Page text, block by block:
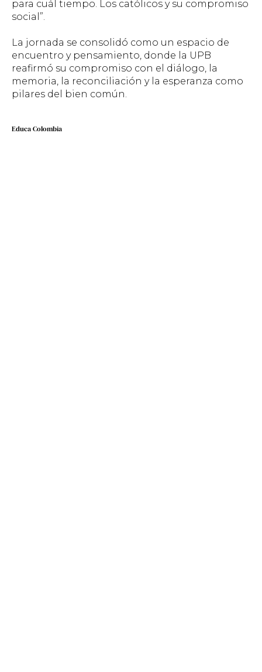
para cuál tiempo. Los católicos y su compromiso
social”.
La jornada se consolidó como un espacio de
encuentro y pensamiento, donde la UPB
reafirmó su compromiso con el diálogo, la
memoria, la reconciliación y la esperanza como
pilares del bien común.
Educa Colombia